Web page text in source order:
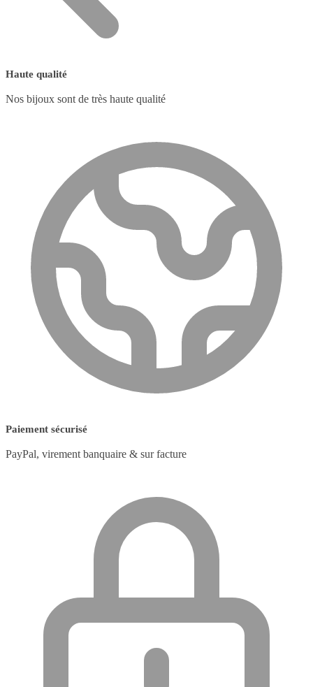
Haute qualité
Nos bijoux sont de très haute qualité
Paiement sécurisé
PayPal, virement banquaire & sur facture